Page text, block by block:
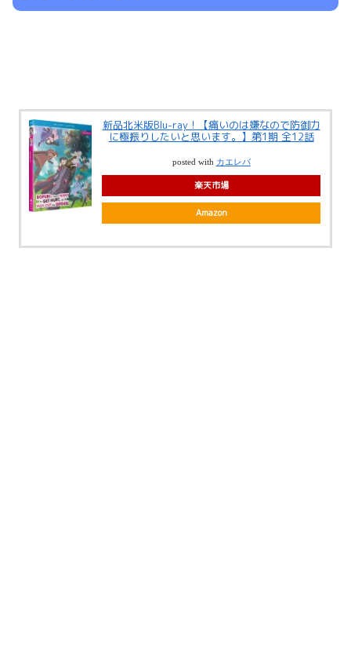
新品北米版Blu-ray！【痛いのは嫌なので防御力
に極振りしたいと思います。】第1期 全12話
posted with カエレバ
楽天市場
Amazon